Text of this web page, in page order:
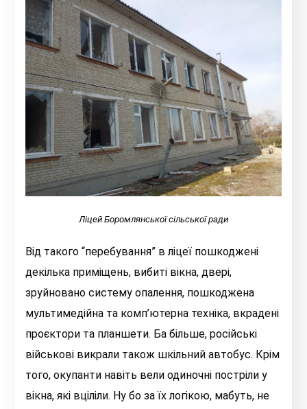
Ліцей Боромлянської сільської ради
Від такого “перебування” в ліцеї пошкоджені
декілька приміщень, вибиті вікна, двері,
зруйновано систему опалення, пошкоджена
мультимедійна та комп’ютерна техніка, вкрадені
проєктори та планшети. Ба більше, російські
військові викрали також шкільний автобус. Крім
того, окупанти навіть вели одиночні постріли у
вікна, які вціліли. Ну бо за їх логікою, мабуть, не